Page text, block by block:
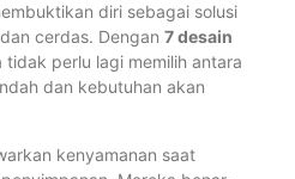
diri sebagai solusi
cerdas. Dengan 7 desain
perlu lagi memilih antara
dan kebutuhan akan
kenyamanan saat